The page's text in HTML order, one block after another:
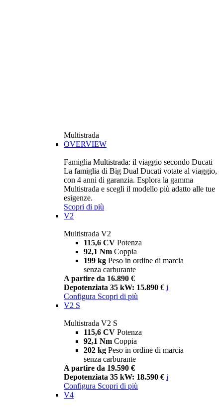
Multistrada
OVERVIEW
Famiglia Multistrada: il viaggio secondo Ducati
La famiglia di Big Dual Ducati votate al viaggio,
con 4 anni di garanzia. Esplora la gamma
Multistrada e scegli il modello più adatto alle tue
esigenze.
Scopri di più
V2
Multistrada V2
115,6 CV Potenza
92,1 Nm Coppia
199 kg Peso in ordine di marcia
senza carburante
A partire da 16.890 €
Depotenziata 35 kW: 15.890 € i
Configura Scopri di più
V2 S
Multistrada V2 S
115,6 CV Potenza
92,1 Nm Coppia
202 kg Peso in ordine di marcia
senza carburante
A partire da 19.590 €
Depotenziata 35 kW: 18.590 € i
Configura Scopri di più
V4